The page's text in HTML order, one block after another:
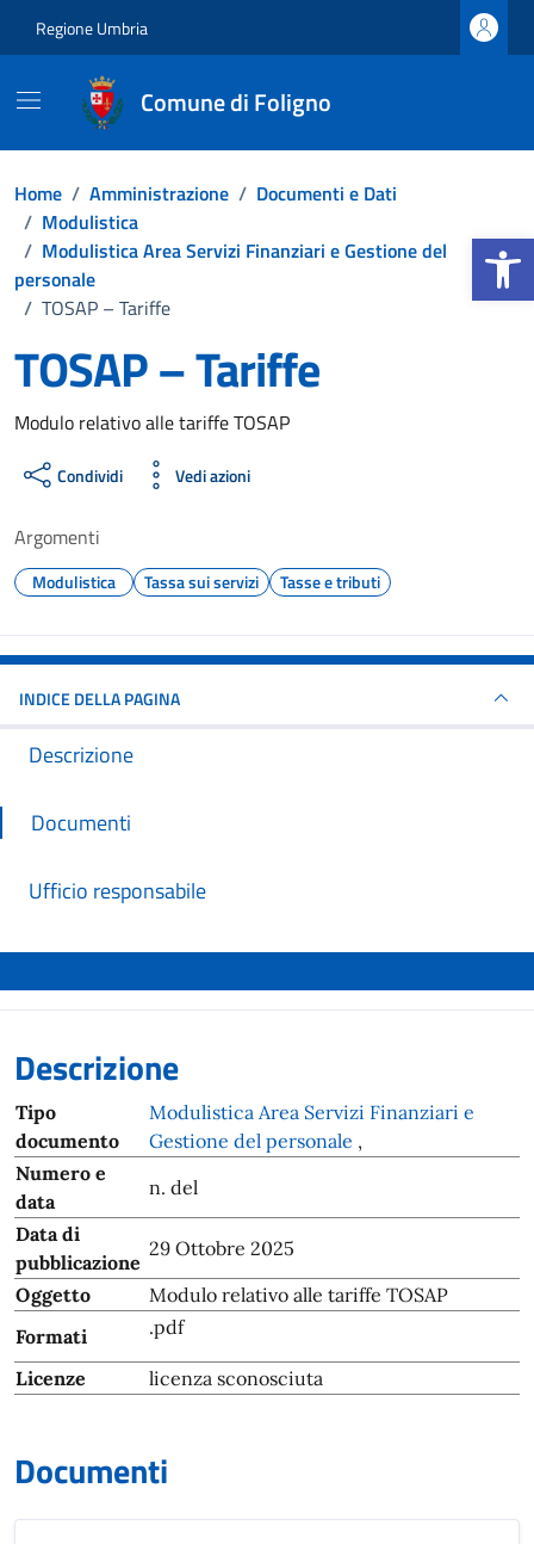
Apri la
Regione Umbria
Comune di Foligno
Home / Amministrazione / Documenti e Dati
/ Modulistica
/ Modulistica Area Servizi Finanziari e Gestione del
personale
/ TOSAP – Tariffe
TOSAP – Tariffe
Dettagli del documento
Modulo relativo alle tariffe TOSAP
Condividi Vedi azioni
Argomenti
Modulistica Tassa sui servizi Tasse e tributi
INDICE DELLA PAGINA
Descrizione
Documenti
Ufficio responsabile
Descrizione
Tipo
documento
Modulistica Area Servizi Finanziari e
Gestione del personale ,
Numero e
data
n. del
Data di
pubblicazione
29 Ottobre 2025
Oggetto
Modulo relativo alle tariffe TOSAP
Formati
.pdf
Licenze licenza sconosciuta
Documenti